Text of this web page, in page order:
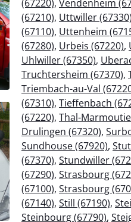
(67220), Vendenheim
(67210), Uttwiller (67330)
(67110), Uttenheim
(67280), Urbeis (67220),
Uhlwiller (67350),
Truchtersheim (67370),
Triembach-au-Val
(67310), Tieffenbach
(67220), Thal-
Drulingen (67320),
Sundhouse (67920),
(67370), Stundwiller
(67290), Strasbourg
(67100), Strasbourg
(67140), Still (67190),
Steinbourg (67790),